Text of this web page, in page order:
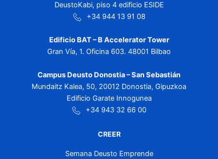
DeustoKabi, piso 4 edificio ESIDE
+34 944 13 91 08
Edificio BAT – B Accelerator Tower
Gran Vía, 1. Oficina 603. 48001 Bilbao
Campus Deusto Donostia – San Sebastián
Mundaitz Kalea, 50, 20012 Donostia, Gipuzkoa
Edificio Garate Innogunea
+34 943 32 66 00
CREER
Semana Deusto Emprende